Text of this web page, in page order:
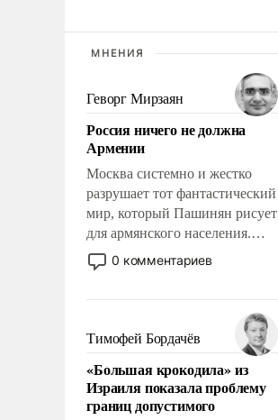
МНЕНИЯ
Геворг Мирзаян
Россия ничего не должна
Армении
Москва системно и жестко
разрушает тот фантастический
мир, который Пашинян рисует
для армянского населения.
Мир, где этому населению все
должны просто по
политические прожекты будут
беспрекословно оплачиваться
за счет российских
налогоплательщиков, и где за
свои поступки не нужно
отвечать.
0 комментариев
Тимофей Бордачёв
«Большая крокодила» из
Израиля показала проблему
границ допустимого